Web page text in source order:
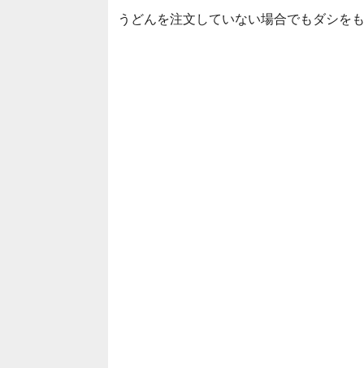
うどんを注文していない場合でもダシを